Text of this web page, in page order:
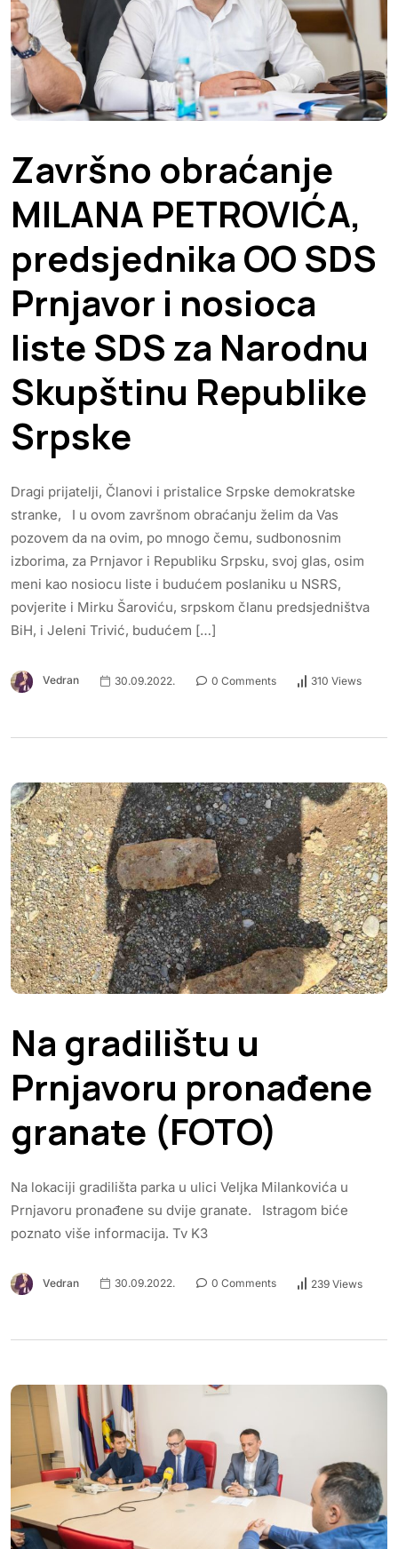
Završno obraćanje
MILANA PETROVIĆA,
predsjednika OO SDS
Prnjavor i nosioca
liste SDS za Narodnu
Skupštinu Republike
Srpske
Dragi prijatelji, Članovi i pristalice Srpske demokratske
stranke, I u ovom završnom obraćanju želim da Vas
pozovem da na ovim, po mnogo čemu, sudbonosnim
izborima, za Prnjavor i Republiku Srpsku, svoj glas, osim
meni kao nosiocu liste i budućem poslaniku u NSRS,
povjerite i Mirku Šaroviću, srpskom članu predsjedništva
BiH, i Jeleni Trivić, budućem […]
Vedran 30.09.2022. 0 Comments 310 Views
Na gradilištu u
Prnjavoru pronađene
granate (FOTO)
Na lokaciji gradilišta parka u ulici Veljka Milankovića u
Prnjavoru pronađene su dvije granate. Istragom biće
poznato više informacija. Tv K3
Vedran 30.09.2022. 0 Comments 239 Views